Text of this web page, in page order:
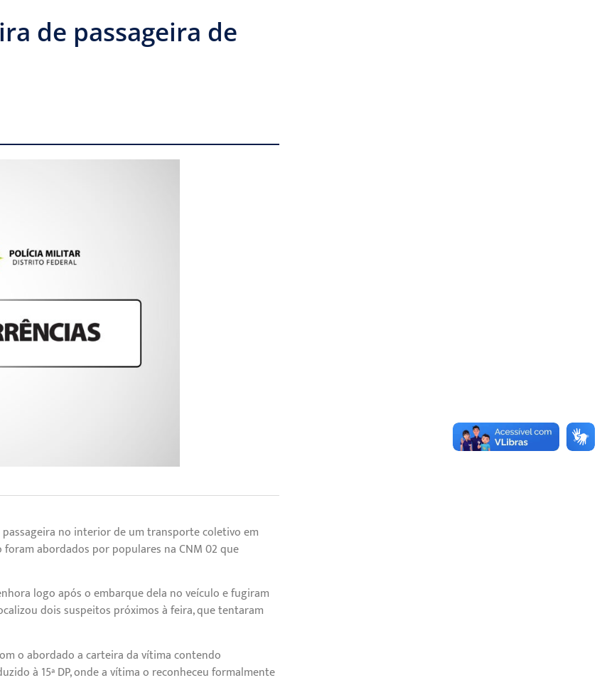
de passageira de
no interior de um transporte coletivo em
abordados por populares na CNM 02 que
logo após o embarque dela no veículo e fugiram
dois suspeitos próximos à feira, que tentaram
o abordado a carteira da vítima contendo
à 15ª DP, onde a vítima o reconheceu formalmente